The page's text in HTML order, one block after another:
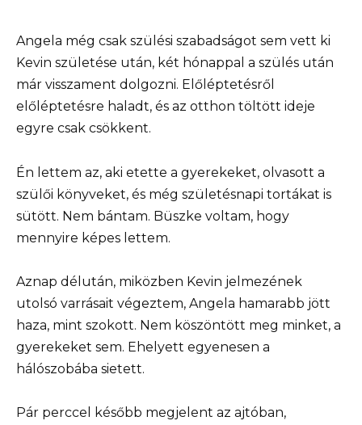
Angela még csak szülési szabadságot sem vett ki
Kevin születése után, két hónappal a szülés után
már visszament dolgozni. Előléptetésről
előléptetésre haladt, és az otthon töltött ideje
egyre csak csökkent.
Én lettem az, aki etette a gyerekeket, olvasott a
szülői könyveket, és még születésnapi tortákat is
sütött. Nem bántam. Büszke voltam, hogy
mennyire képes lettem.
Aznap délután, miközben Kevin jelmezének
utolsó varrásait végeztem, Angela hamarabb jött
haza, mint szokott. Nem köszöntött meg minket, a
gyerekeket sem. Ehelyett egyenesen a
hálószobába sietett.
Pár perccel később megjelent az ajtóban,